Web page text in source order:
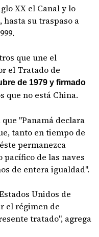
XX el Canal y lo
hasta su traspaso a
que une el
el Tratado de
de 1979 y firmado
que no está China.
"Panamá declara
tanto en tiempo de
permanezca
de las naves
de entera igualdad".
Unidos de
el régimen de
tratado", agrega